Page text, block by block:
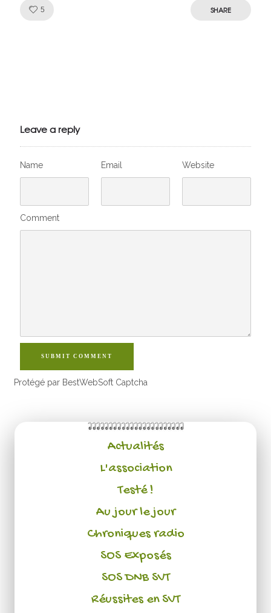
5 SHARE
Leave a reply
Name Email Website
Comment
SUBMIT COMMENT
Protégé par BestWebSoft Captcha
Actualités
L'association
Testé !
Au jour le jour
Chroniques radio
SOS Exposés
SOS DNB SVT
Réussites en SVT